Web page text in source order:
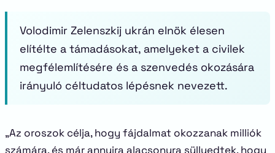
Volodimir Zelenszkij ukrán elnök élesen
elítélte a támadásokat, amelyeket a civilek
megfélemlítésére és a szenvedés okozására
irányuló céltudatos lépésnek nevezett.
„Az oroszok célja, hogy fájdalmat okozzanak milliók
számára, és már annyira alacsonyra süllyedtek, hogy